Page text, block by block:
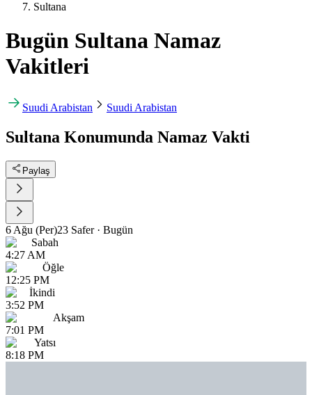
Sultana
Bugün Sultana Namaz
Vakitleri
Suudi Arabistan Suudi Arabistan
Sultana Konumunda Namaz Vakti
Paylaş
6 Ağu (Per)23 Safer· Bugün
Sabah
4:27 AM
Öğle
12:25 PM
İkindi
3:52 PM
Akşam
7:01 PM
Yatsı
8:18 PM